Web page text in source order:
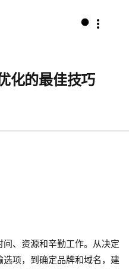
化的最佳技巧
、资源和辛勤工作。从决定
项，到确定品牌和域名，建